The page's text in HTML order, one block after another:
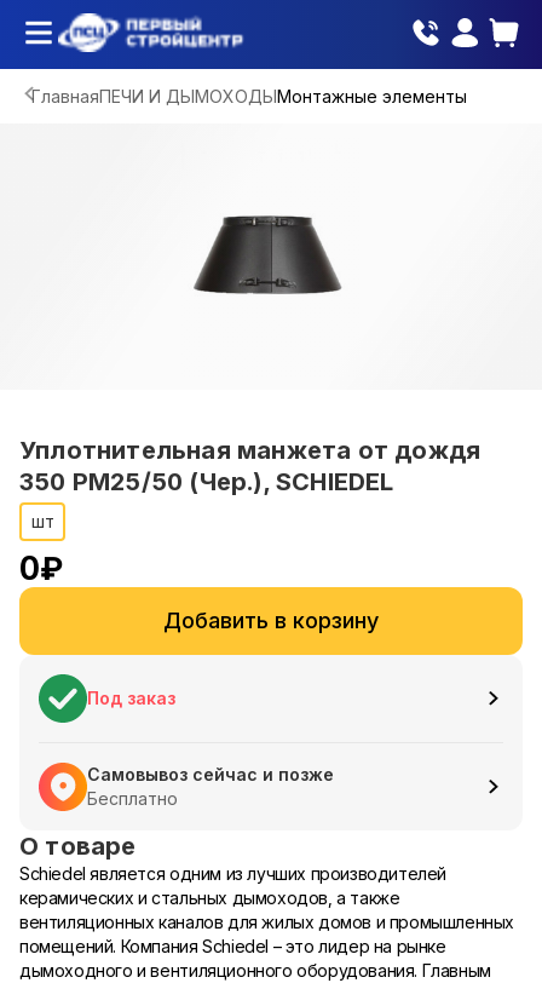
ГлавнаяПЕЧИ И ДЫМОХОДЫМонтажные элементы
Уплотнительная манжета от дождя
350 PM25/50 (Чер.), SCHIEDEL
шт
0₽
Добавить в корзину
Под заказ
Самовывоз сейчас и позже
Бесплатно
О товаре
Schiedel является одним из лучших производителей
керамических и стальных дымоходов, а также
вентиляционных каналов для жилых домов и промышленных
помещений. Компания Schiedel – это лидер на рынке
дымоходного и вентиляционного оборудования. Главным